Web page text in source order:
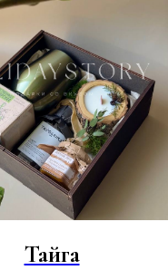
Тайга